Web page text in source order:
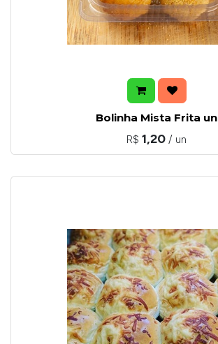
Bolinha Mista Frita un
R$ 1,20 / un